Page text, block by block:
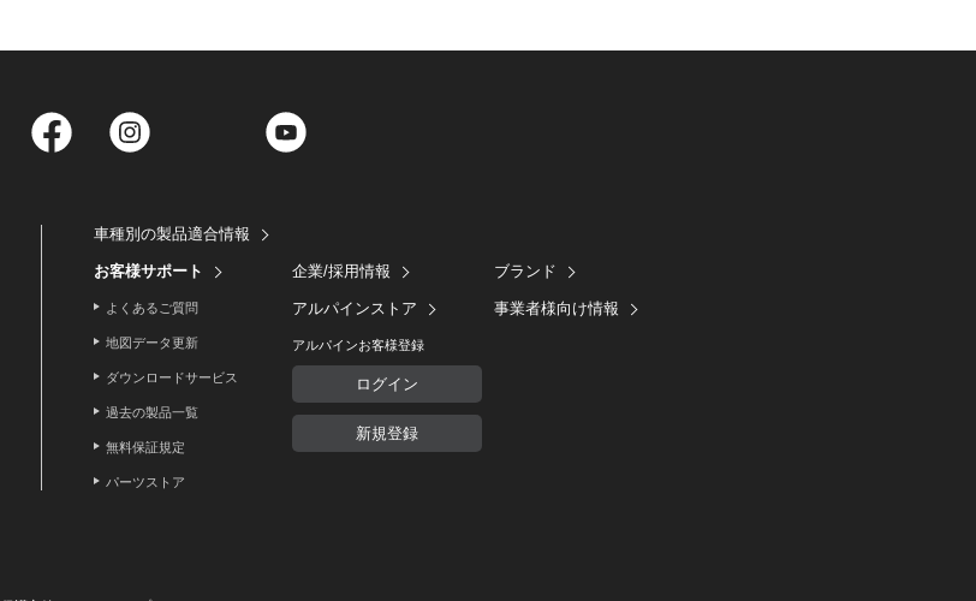
Facebook Twitter
車種別の製品適合情報
お客様サポート
よくあるご質問
地図データ更新
ダウンロードサービス
過去の製品一覧
無料保証規定
パーツストア
企業/採用情報
アルパインストア
アルパインお客様登録
ログイン
新規登録
ブランド
事業者様向け情報